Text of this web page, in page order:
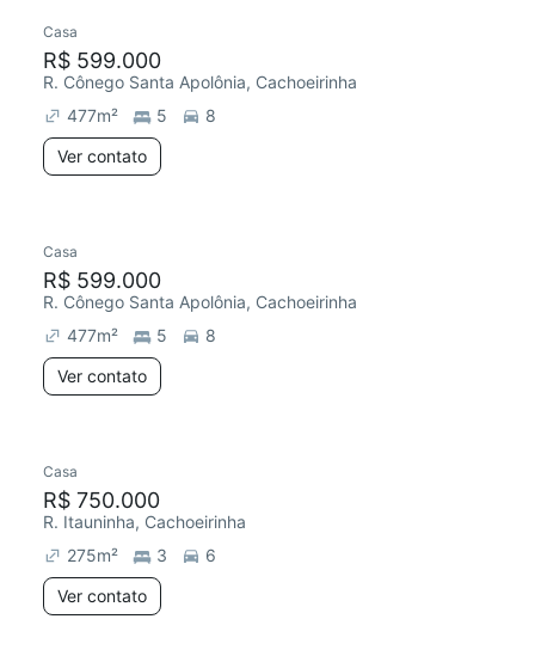
Casa
R$ 599.000
R. Cônego Santa Apolônia, Cachoeirinha
477m² 5
8
Ver contato
Casa
R$ 599.000
R. Cônego Santa Apolônia, Cachoeirinha
477m² 5
8
Ver contato
Casa
R$ 750.000
R. Itauninha, Cachoeirinha
275m² 3
6
Ver contato